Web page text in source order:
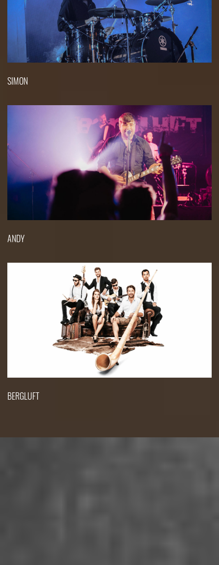
SIMON
ANDY
BERGLUFT